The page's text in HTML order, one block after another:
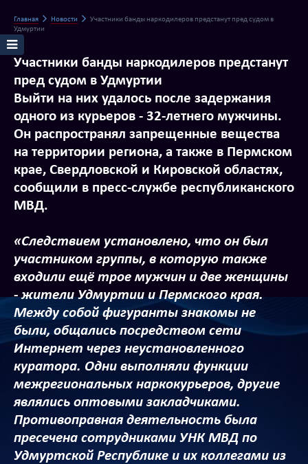
Главная Новости
Участники банды наркодилеров предстанут пред судом в
Удмуртии
Участники банды наркодилеров предстанут
пред судом в Удмуртии
Выйти на них удалось после задержания
одного из курьеров - 32-летнего мужчины.
Он распространял запрещенные вещества
на территории региона, а также в Пермском
крае, Свердловской и Кировской областях,
сообщили в пресс-службе республиканского
МВД.
«Следствием установлено, что он был
участником группы, в которую также
входили ещё трое мужчин и две женщины
- жители Удмуртии и Пермского края.
Между собой фигуранты знакомы не
были, общались посредством сети
Интернет через неустановленного
куратора. Одни выполняли функции
межрегиональных наркокурьеров, другие
являлись оптовыми закладчиками.
Противоправная деятельность была
пресечена сотрудниками УНК МВД по
Удмуртской Республике и их коллегами из